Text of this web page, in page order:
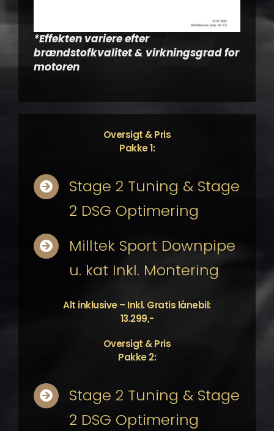
*Effekten variere efter
brændstofkvalitet & virkningsgrad for
motoren
Oversigt & Pris
Pakke 1:
Stage 2 Tuning & Stage
2 DSG Optimering
Milltek Sport Downpipe
u. kat Inkl. Montering
Alt inklusive – Inkl. Gratis lånebil:
13.299,-
Oversigt & Pris
Pakke 2:
Stage 2 Tuning & Stage
2 DSG Optimering